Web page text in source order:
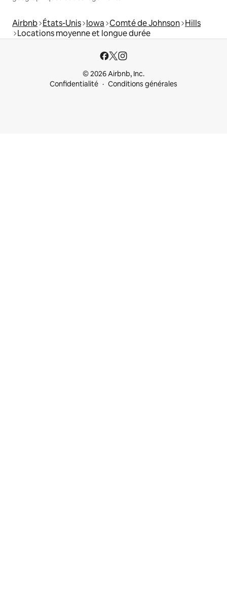
Airbnb États-Unis Iowa Comté de Johnson Hills
Locations moyenne et longue durée
© 2026 Airbnb, Inc.
Confidentialité
Conditions générales